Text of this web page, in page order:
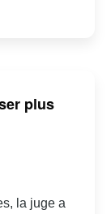
plus
la juge a